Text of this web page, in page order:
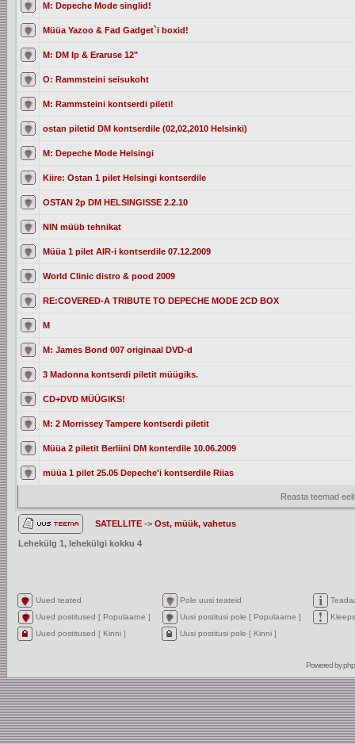
M: Depeche Mode singlid!
Müüa Yazoo & Fad Gadget`i boxid!
M: DM lp & Eraruse 12"
O: Rammsteini seisukoht
M: Rammsteini kontserdi pileti!
ostan piletid DM kontserdile (02,02,2010 Helsinki)
M: Depeche Mode Helsingi
Kiire: Ostan 1 pilet Helsingi kontserdile
OSTAN 2p DM HELSINGISSE 2.2.10
NIN müüb tehnikat
Müüa 1 pilet AIR-i kontserdile 07.12.2009
World Clinic distro & pood 2009
RE:COVERED-A TRIBUTE TO DEPECHE MODE 2CD BOX
M
M: James Bond 007 originaal DVD-d
3 Madonna kontserdi piletit müügiks.
CD+DVD MÜÜGIKS!
M: 2 Morrissey Tampere kontserdi piletit
Müüa 2 piletit Berliini DM konterdile 10.06.2009
müüa 1 pilet 25.05 Depeche'i kontserdile Riias
Reasta teemad
SATELLITE -> Ost, müük, vahetus
Lehekülg 1, lehekülgi kokku 4
Uued teated Pole uusi teateid
Uued postitused [ Populaarne ]
Uusi postitusi pole [ Populaarne ]
Kleeps
Uued postitused [ Kinni ]
Uusi postitusi pole [ Kinni ]
Powered by